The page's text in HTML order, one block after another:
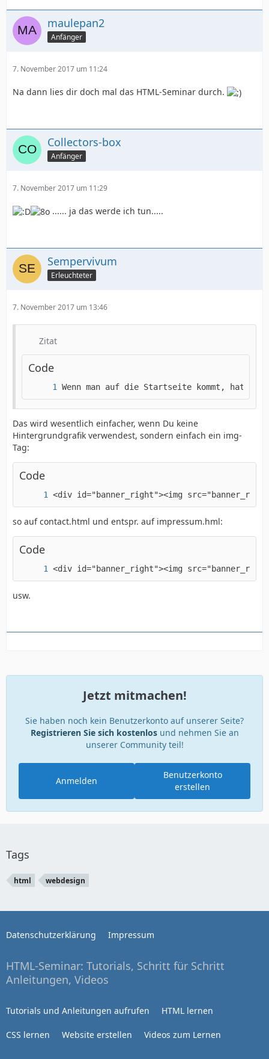
maulepan2
Anfänger
7. November 2017 um 11:24
Na dann lies dir doch mal das HTML-Seminar durch.
Collectors-box
Anfänger
7. November 2017 um 11:29
...... ja das werde ich tun.....
Sempervivum
Erleuchteter
7. November 2017 um 13:46
Zitat
Code
Wenn man auf die Startseite kommt, hat
Das wird wesentlich einfacher, wenn Du keine
Hintergrundgrafik verwendest, sondern einfach ein img-
Tag:
Code
<div id="banner_right"><img
so auf contact.html und entspr. auf impressum.hml:
Code
<div id="banner_right"><img
usw.
Jetzt mitmachen!
Sie haben noch kein Benutzerkonto auf unserer Seite?
Registrieren Sie sich kostenlosund nehmen Sie an
unserer Community teil!
Benutzerkonto
erstellen
Anmelden
Tags
html webdesign
Datenschutzerklärung Impressum
HTML-Seminar: Tutorials, Schritt für Schritt
Anleitungen, Videos
Tutorials und Anleitungen aufrufen HTML lernen
CSS lernen Website erstellen Videos zum Lernen